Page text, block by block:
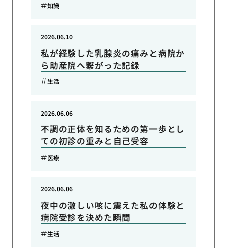
知識
私が経験した乳腺炎の痛みと病院か
ら助産院へ繋がった記録
2026.06.10
生活
不調の正体を知るための第一歩とし
ての初診の重みと自己受容
2026.06.06
医療
夜中の激しい咳に震えた私の体験と
病院受診を決めた瞬間
2026.06.06
生活